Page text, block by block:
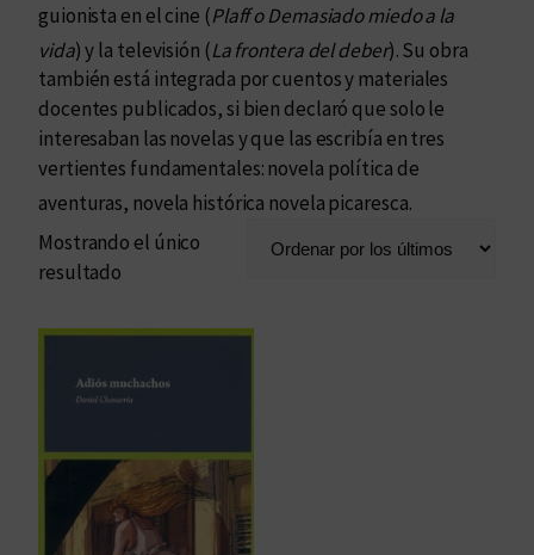
guionista en el cine (Plaff o Demasiado miedo a la
vida) y la televisión (La frontera del deber).​ Su obra
también está integrada por cuentos y materiales
docentes publicados, si bien declaró que solo le
interesaban las novelas y que las escribía en tres
vertientes fundamentales: novela política de
aventuras, novela histórica novela picaresca.
Mostrando el único
resultado